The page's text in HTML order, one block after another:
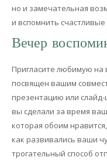
Вечер
Пригласите любимую на
посвящен вашим
презентацию или
вы сделали за время
которая обоим
как развивались ваши
трогательный способ